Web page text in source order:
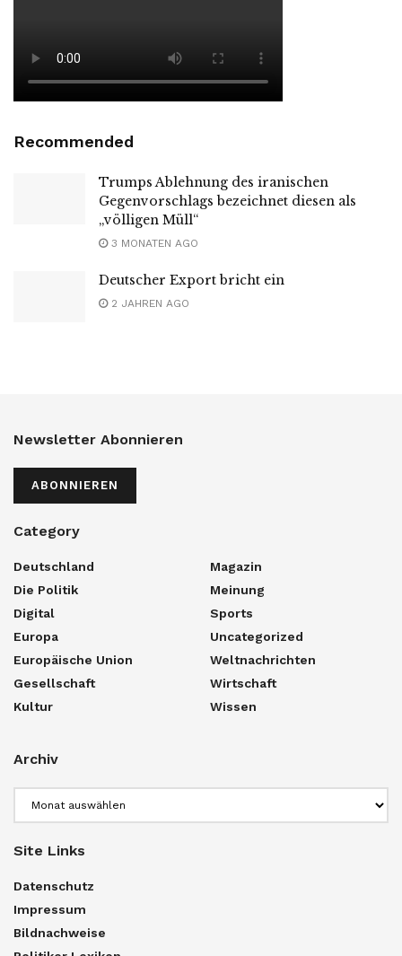
Recommended
Trumps Ablehnung des iranischen
Gegenvorschlags bezeichnet diesen als
„völligen Müll“
3 MONATEN AGO
Deutscher Export bricht ein
2 JAHREN AGO
Newsletter Abonnieren
ABONNIEREN
Category
Deutschland
Die Politik
Digital
Europa
Europäische Union
Gesellschaft
Kultur
Magazin
Meinung
Sports
Uncategorized
Weltnachrichten
Wirtschaft
Wissen
Archiv
Site Links
Datenschutz
Impressum
Bildnachweise